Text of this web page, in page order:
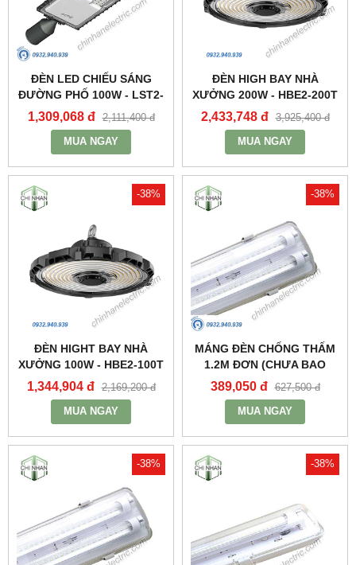
ĐÈN LED CHIẾU SÁNG
ĐƯỜNG PHỐ 100W - LST2-
100 - MPE
1,309,068 đ 2,111,400 đ
MUA NGAY
ĐÈN HIGH BAY NHÀ
XƯỞNG 200W - HBE2-200T
- MPE
2,433,748 đ 3,925,400 đ
MUA NGAY
-38%
ĐÈN HIGHT BAY NHÀ
XƯỞNG 100W - HBE2-100T
- MPE
1,344,904 đ 2,169,200 đ
MUA NGAY
-38%
MÁNG ĐÈN CHỐNG THẤM
1.2M ĐƠN (CHƯA BAO
GỒM BÓNG VÀ TĂNG PHÔ)
- MWP-236 - MPE
389,050 đ 627,500 đ
MUA NGAY
-38% -38%